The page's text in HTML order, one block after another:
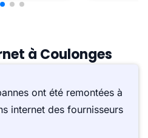
à Coulonges
ont été remontées à
internet des fournisseurs